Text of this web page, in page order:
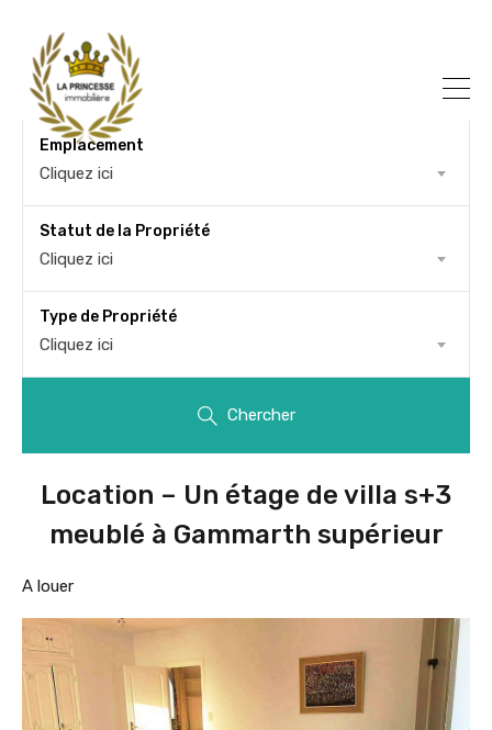
Emplacement
Cliquez ici
Statut de la Propriété
Cliquez ici
Type de Propriété
Cliquez ici
Chercher
Location – Un étage de villa s+3
meublé à Gammarth supérieur
A louer